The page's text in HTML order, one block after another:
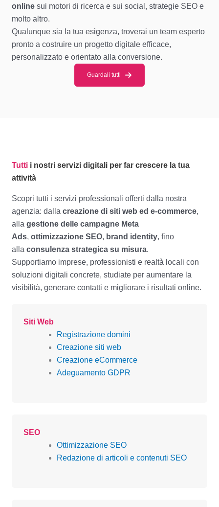
online sui motori di ricerca e sui social, strategie SEO e
molto altro.
Qualunque sia la tua esigenza, troverai un team esperto
pronto a costruire un progetto digitale efficace,
personalizzato e orientato alla conversione.
Guardali tutti
Tutti i nostri servizi digitali per far crescere la tua
attività
Scopri tutti i servizi professionali offerti dalla nostra
agenzia: dalla creazione di siti web ed e-commerce,
alla gestione delle campagne Meta
Ads, ottimizzazione SEO, brand identity, fino
alla consulenza strategica su misura.
Supportiamo imprese, professionisti e realtà locali con
soluzioni digitali concrete, studiate per aumentare la
visibilità, generare contatti e migliorare i risultati online.
Siti Web
Registrazione domini
Creazione siti web
Creazione eCommerce
Adeguamento GDPR
SEO
Ottimizzazione SEO
Redazione di articoli e contenuti SEO